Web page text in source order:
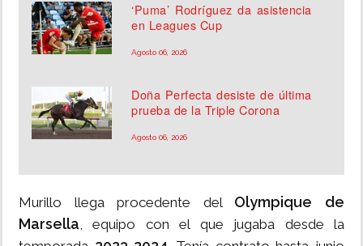
‘Puma’ Rodríguez da asistencia
en Leagues Cup
Agosto 06, 2026
Doña Perfecta desiste de última
prueba de la Triple Corona
Agosto 06, 2026
Murillo llega procedente del Olympique de
Marsella, equipo con el que jugaba desde la